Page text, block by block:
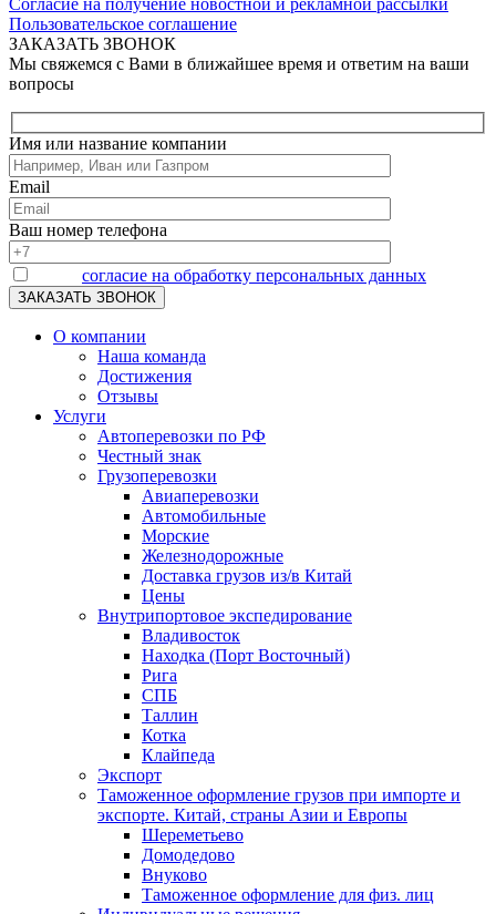
Согласие на получение новостной и рекламной рассылки
Пользовательское соглашение
ЗАКАЗАТЬ ЗВОНОК
Мы свяжемся с Вами в ближайшее время и ответим на ваши
вопросы
Имя или название компании
Email
Ваш номер телефона
согласие на обработку персональных данных
О компании
Наша команда
Достижения
Отзывы
Услуги
Автоперевозки по РФ
Честный знак
Грузоперевозки
Авиаперевозки
Автомобильные
Морские
Железнодорожные
Доставка грузов из/в Китай
Цены
Внутрипортовое экспедирование
Владивосток
Находка (Порт Восточный)
Рига
СПБ
Таллин
Котка
Клайпеда
Экспорт
Таможенное оформление грузов при импорте и
экспорте. Китай, страны Азии и Европы
Шереметьево
Домодедово
Внуково
Таможенное оформление для физ. лиц